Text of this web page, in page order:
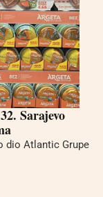
Sarajevo
dio Atlantic Grupe